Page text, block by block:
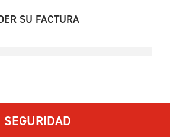
SU FACTURA
SEGURIDAD